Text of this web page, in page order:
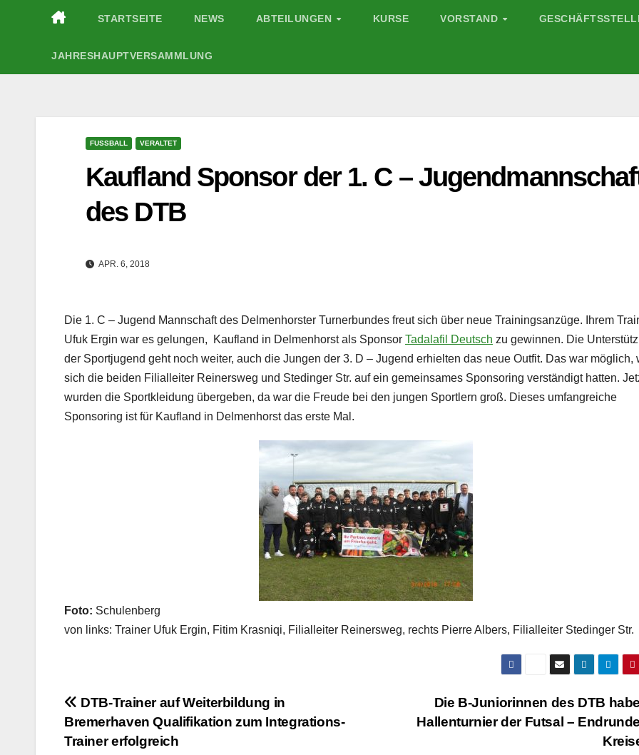
STARTSEITE NEWS ABTEILUNGEN KURSE VORSTAND
JAHRESHAUPTVERSAMMLUNG
FUSSBALL VERALTET
Kaufland Sponsor der 1. C –
des DTB
APR. 6, 2018
Die 1. C – Jugend Mannschaft des Delmenhorster Turnerbundes freut sich über neue Trainingsanzüge. Ihrem
Ufuk Ergin war es gelungen, Kaufland in Delmenhorst als Sponsor Tadalafil Deutsch zu gewinnen. Die
der Sportjugend geht noch weiter, auch die Jungen der 3. D – Jugend erhielten das neue Outfit. Das war möglich,
sich die beiden Filialleiter Reinersweg und Stedinger Str. auf ein gemeinsames Sponsoring verständigt hatten.
wurden die Sportkleidung übergeben, da war die Freude bei den jungen Sportlern groß. Dieses umfangreiche
Sponsoring ist für Kaufland in Delmenhorst das erste Mal.
Foto: Schulenberg
von links: Trainer Ufuk Ergin, Fitim Krasniqi, Filialleiter Reinersweg, rechts Pierre Albers, Filialleiter Stedinger Str.
Beitragsnavigation
Die B-Juniorinnen des DTB
Hallenturnier der Futsal –
DTB-Trainer auf Weiterbildung in
Bremerhaven Qualifikation zum Integrations-
Trainer erfolgreich